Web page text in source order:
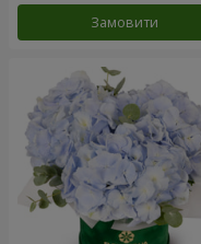
Замовити